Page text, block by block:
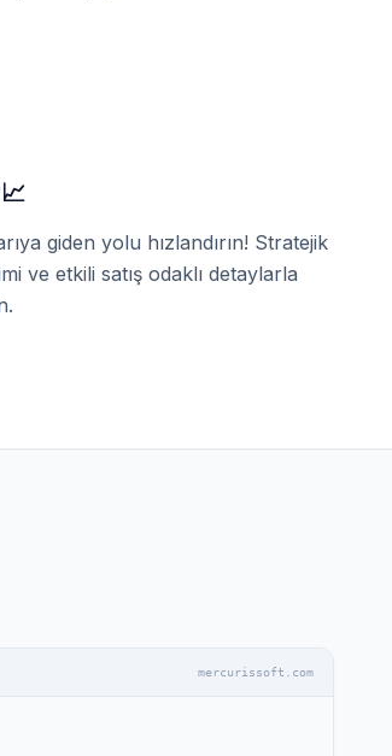
📈
giden yolu hızlandırın! Stratejik
ve etkili satış odaklı detaylarla
mercurissoft.com